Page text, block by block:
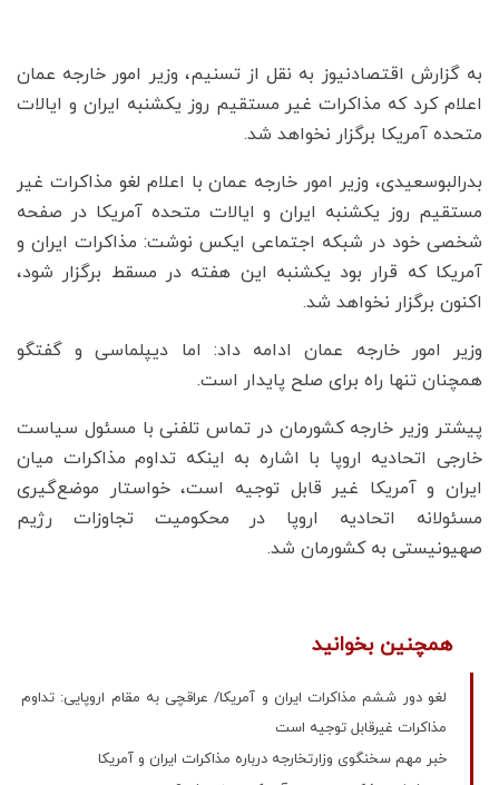
به گزارش اقتصادنیوز به نقل از تسنیم، وزیر امور خارجه عمان
اعلام کرد که مذاکرات غیر مستقیم روز یکشنبه ایران و ایالات
متحده آمریکا برگزار نخواهد شد.
بدرالبوسعیدی، وزیر امور خارجه عمان با اعلام لغو مذاکرات غیر
مستقیم روز یکشنبه ایران و ایالات متحده آمریکا در صفحه
شخصی خود در شبکه اجتماعی ایکس نوشت: مذاکرات ایران و
آمریکا که قرار بود یکشنبه این هفته در مسقط برگزار شود،
اکنون برگزار نخواهد شد.
وزیر امور خارجه عمان ادامه داد: اما دیپلماسی و گفتگو
همچنان تنها راه برای صلح پایدار است.
پیشتر وزیر خارجه کشورمان در تماس تلفنی با مسئول سیاست
خارجی اتحادیه اروپا با اشاره به اینکه تداوم مذاکرات میان
ایران و آمریکا غیر قابل توجیه است، خواستار موضع‌گیری
مسئولانه اتحادیه اروپا در محکومیت تجاوزات رژیم
صهیونیستی به کشورمان شد.
همچنین بخوانید
لغو دور ششم مذاکرات ایران و آمریکا/ عراقچی به مقام اروپایی: تداوم
مذاکرات غیرقابل توجیه است
خبر مهم سخنگوی وزارتخارجه درباره مذاکرات ایران و آمریکا